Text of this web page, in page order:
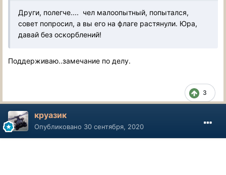
Други, полегче.... чел малоопытный, попытался,
совет попросил, а вы его на флаге растянули. Юра,
давай без оскорблений!
Поддерживаю..замечание по делу.
3
круазик
Опубликовано 30 сентября, 2020